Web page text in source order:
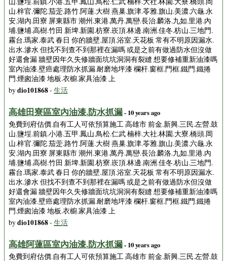
山.梓官.彌陀.茄萣.路竹.阿蓮.大樹 燕巢.旗津.苓雅.旗山.美濃.六龜.永
安.湖內.田寮 屏東縣市 潮州.東港.萬丹.萬巒.長治.麟洛.九如.里港.內
埔.鹽埔.高樹.竹田 新埤.新園.枋寮.崁頂.林邊.南洲.佳冬.枋山.三地門.
霧台.瑪家.泰武 春日 你的牆壁.屋頂.浴室.天花板 常有不明原因漏水.
出水.滲水 但找不到查不到那裡在漏嗎 或是之前有做過防水但沒做
好還會漏 牆壁因年久失修牆面坑坑洞洞有裂縫 想要修補重新油漆嗎
室內油漆.壁癌處理防水抓漏.耐磨地坪漆 欄杆.窗框.門框.鐵門.鐵捲
門.煙囪油漆 地板.衣櫥.家具油漆 上
bydio101868- 生活
高雄田寮區室內油漆.防水抓漏- 10 years ago
免費到府估價.自有工人可依預算施工 高雄市 前金.新興.三民.左營.鼓
山.鹽埕.前鎮.小港.五甲.鳳山.鳥松.仁武 楠梓.大社.林園.大寮.橋頭.岡
山.梓官.彌陀.茄萣.路竹.阿蓮.大樹 燕巢.旗津.苓雅.旗山.美濃.六龜.永
安.湖內.田寮 屏東縣市 潮州.東港.萬丹.萬巒.長治.麟洛.九如.里港.內
埔.鹽埔.高樹.竹田 新埤.新園.枋寮.崁頂.林邊.南洲.佳冬.枋山.三地門.
霧台.瑪家.泰武 春日 你的牆壁.屋頂.浴室.天花板 常有不明原因漏水.
出水.滲水 但找不到查不到那裡在漏嗎 或是之前有做過防水但沒做
好還會漏 牆壁因年久失修牆面坑坑洞洞有裂縫 想要修補重新油漆嗎
室內油漆.壁癌處理防水抓漏.耐磨地坪漆 欄杆.窗框.門框.鐵門.鐵捲
門.煙囪油漆 地板.衣櫥.家具油漆 上
bydio101868- 生活
高雄阿蓮區室內油漆.防水抓漏- 10 years ago
免費到府估價.自有工人可依預算施工 高雄市 前金.新興.三民.左營.鼓